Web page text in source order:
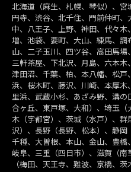
北海道（麻生、札幌、琴似）、
円寺、渋谷、北千住、門前仲町
中、八王子、上野、神田、代々
増、池袋、要町、大山、練馬、
山、二子玉川、四ツ谷、高田馬場
三軒茶屋、下北沢、月島、六本木
津田沼、千葉、柏、本八幡、松
浜、桜木町、藤沢、川崎、本厚
里浜、武蔵小杉、あざみ野、溝
合ヶ丘、東戸塚、大和）、埼玉
木（宇都宮）、茨城（水戸）、
沢）、長野（長野、松本）、静岡
千種、大曽根、本山、金山、豊橋
岐阜、三重（四日市）、滋賀（
（梅田、天王寺、難波、京橋、